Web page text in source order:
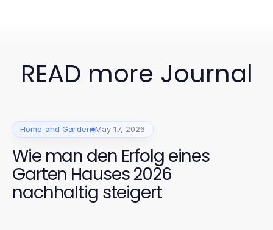
READ more Journal
Home and Garden May 17, 2026
Wie man den Erfolg eines
Garten Hauses 2026
nachhaltig steigert